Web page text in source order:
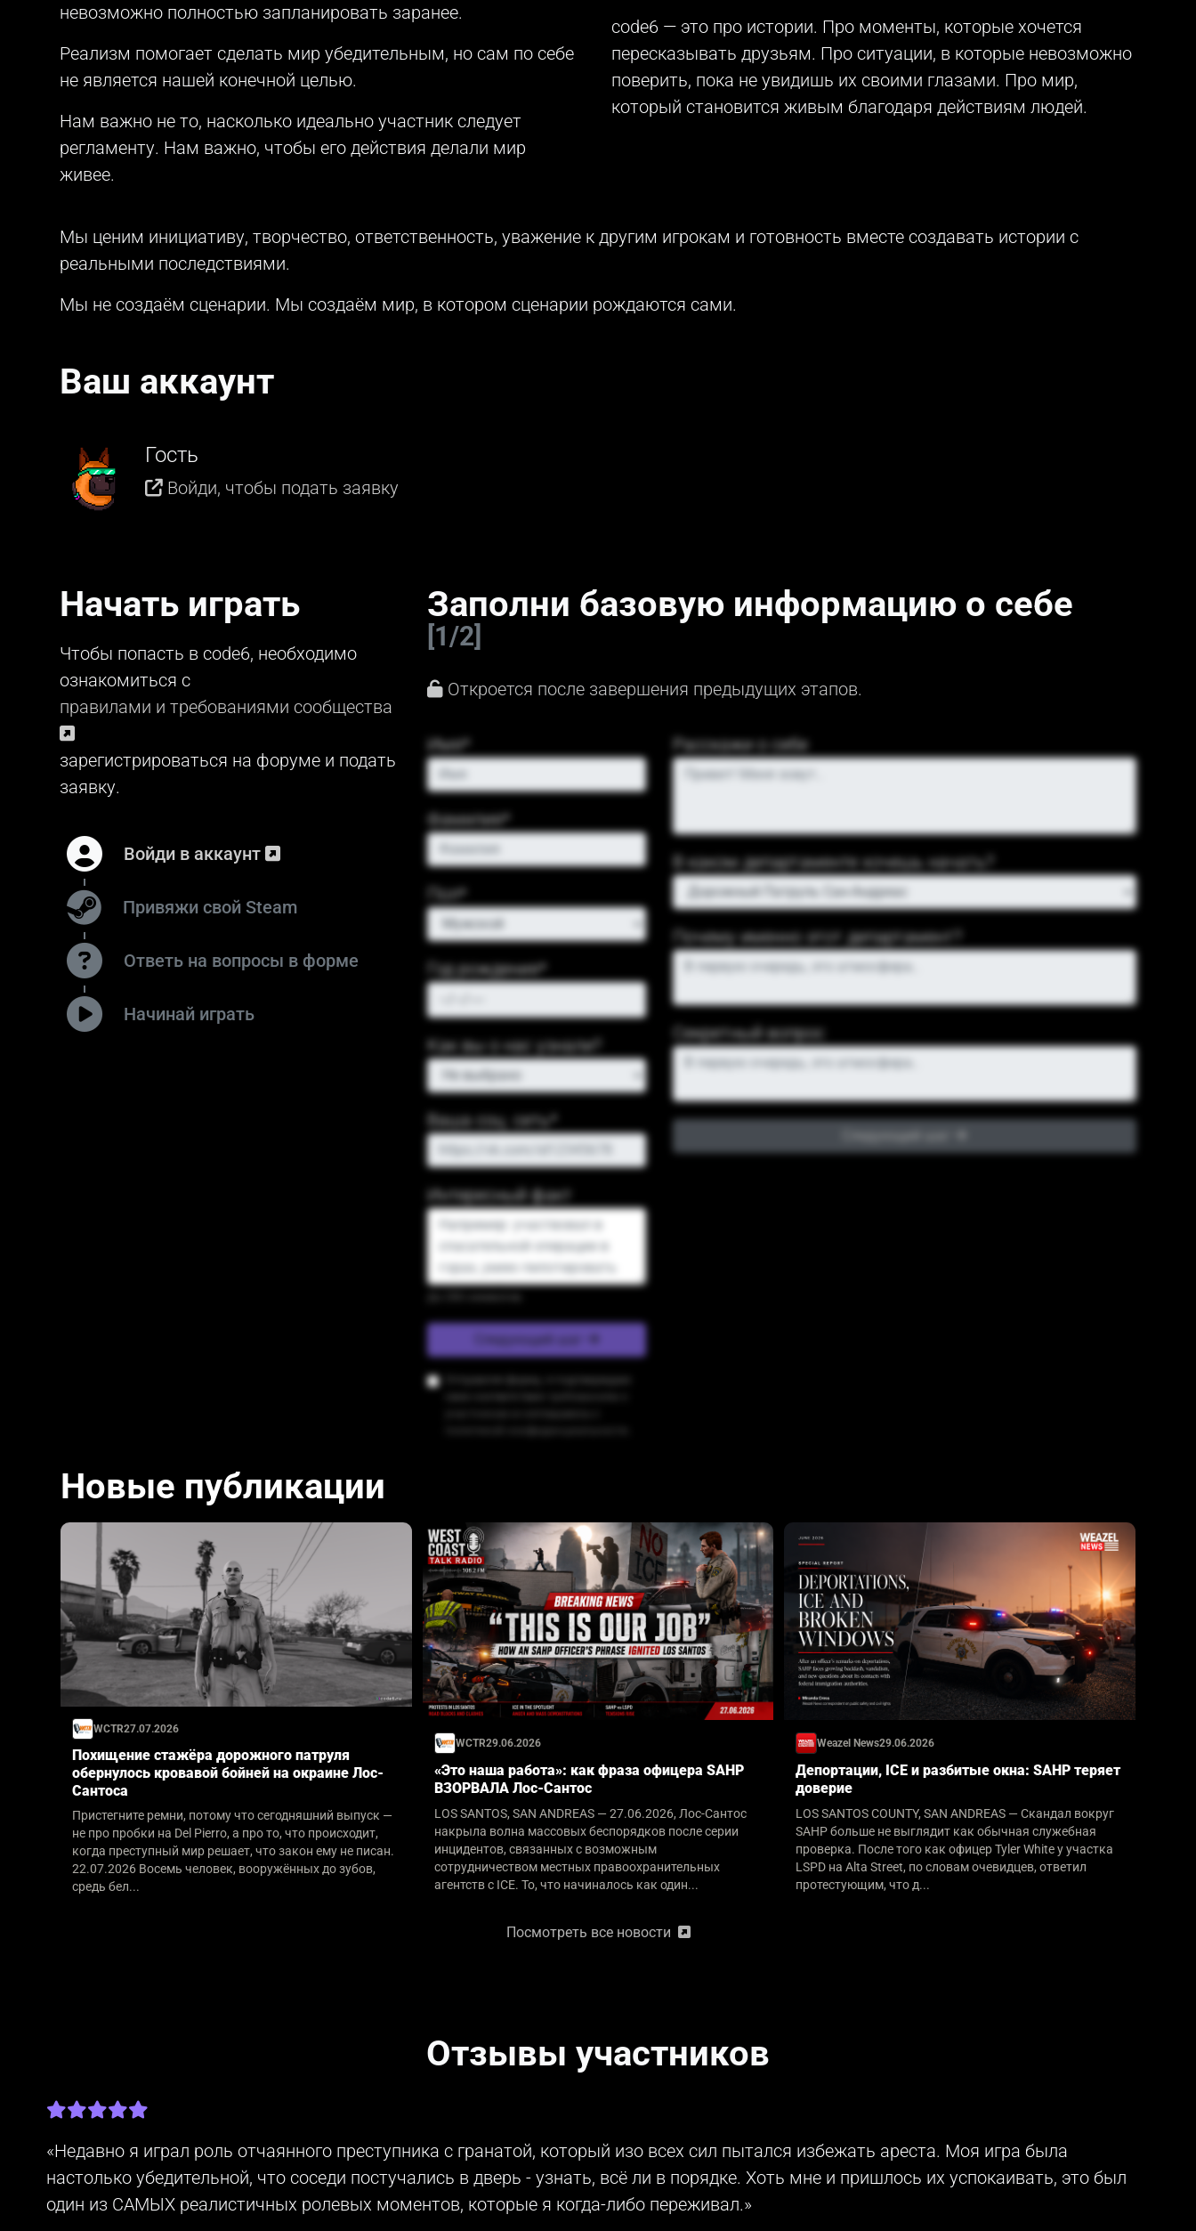
невозможно полностью запланировать заранее.
Реализм помогает сделать мир убедительным, но сам по себе
не является нашей конечной целью.
Нам важно не то, насколько идеально участник следует
регламенту. Нам важно, чтобы его действия делали мир
живее.
code6 — это про истории. Про моменты, которые хочется
пересказывать друзьям. Про ситуации, в которые невозможно
поверить, пока не увидишь их своими глазами. Про мир,
который становится живым благодаря действиям людей.
Мы ценим инициативу, творчество, ответственность, уважение к другим игрокам и готовность вместе создавать истории с
реальными последствиями.
Мы не создаём сценарии. Мы создаём мир, в котором сценарии рождаются сами.
Ваш аккаунт
Гость
Войди, чтобы подать заявку
Начать играть
Чтобы попасть в code6, необходимо
ознакомиться с
правилами и требованиями сообщества
зарегистрироваться на форуме и подать
заявку.
Войди в аккаунт
Привяжи свой Steam
Ответь на вопросы в форме
Начинай играть
Заполни базовую информацию о себе
[1/2]
Откроется после завершения предыдущих этапов.
Имя*
Фамилия*
Пол*
Год рождения*
Как вы о нас узнали?
Ваша соц. сеть*
Интересный факт
Следующий шаг
Расскажи о себе
В каком департаменте хочешь начать?
Почему именноэтот департамент
Секретный вопрос
Новые публикации
WCTR27.07.2026
Похищение стажёра дорожного патруля
обернулось кровавой бойней на окраине Лос-
Сантоса
Пристегните ремни, потому что сегодняшний выпуск —
не про пробки на Del Pierro, а про то, что происходит,
когда преступный мир решает, что закон ему не писан.
22.07.2026 Восемь человек, вооружённых до зубов,
средь бел...
WCTR29.06.2026
«Это наша работа»: как фраза офицера SAHP
ВЗОРВАЛА Лос-Сантос
LOS SANTOS, SAN ANDREAS — 27.06.2026, Лос-Сантос
накрыла волна массовых беспорядков после серии
инцидентов, связанных с возможным
сотрудничеством местных правоохранительных
агентств с ICE. То, что начиналось как один...
Weazel News29.06.2026
Депортации, ICE и разбитые окна: SAHP теряет
доверие
LOS SANTOS COUNTY, SAN ANDREAS — Скандал вокруг
SAHP больше не выглядит как обычная служебная
проверка. После того как офицер Tyler White у участка
LSPD на Alta Street, по словам очевидцев, ответил
протестующим, что д...
Посмотреть все новости
Отзывы участников
«Недавно я играл роль отчаянного преступника с гранатой, который изо всех сил пытался избежать ареста. Моя игра была
настолько убедительной, что соседи постучались в дверь - узнать, всё ли в порядке. Хоть мне и пришлось их успокаивать, это был
один из САМЫХ реалистичных ролевых моментов, которые я когда-либо переживал.»